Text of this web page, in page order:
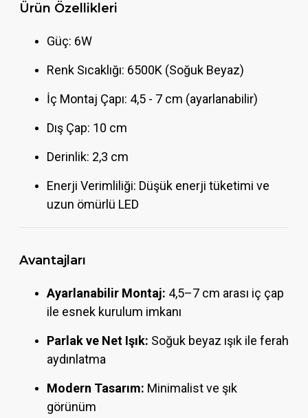
Ürün Özellikleri
Güç: 6W
Renk Sıcaklığı: 6500K (Soğuk Beyaz)
İç Montaj Çapı: 4,5 - 7 cm (ayarlanabilir)
Dış Çap: 10 cm
Derinlik: 2,3 cm
Enerji Verimliliği: Düşük enerji tüketimi ve
uzun ömürlü LED
Avantajları
Ayarlanabilir Montaj: 4,5–7 cm arası iç çap
ile esnek kurulum imkanı
Parlak ve Net Işık: Soğuk beyaz ışık ile ferah
aydınlatma
Modern Tasarım: Minimalist ve şık
görünüm